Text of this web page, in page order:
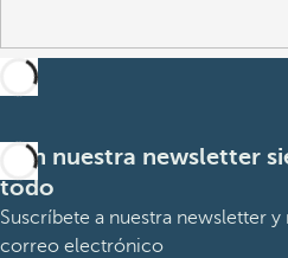
Con nuestra newsletter
todo
Suscríbete a nuestra newsletter
correo electrónico